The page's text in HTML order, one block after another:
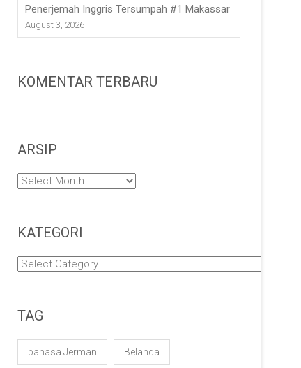
Penerjemah Inggris Tersumpah #1 Makassar
August 3, 2026
KOMENTAR TERBARU
ARSIP
Arsip
KATEGORI
Kategori
TAG
bahasa Jerman Belanda